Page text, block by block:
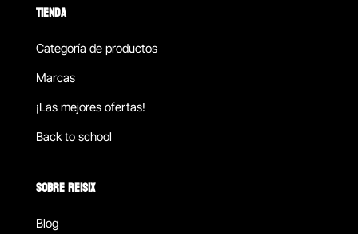
TIENDA
Categoría de productos
Marcas
¡Las mejores ofertas!
Back to school
SOBRE REISIX
Blog